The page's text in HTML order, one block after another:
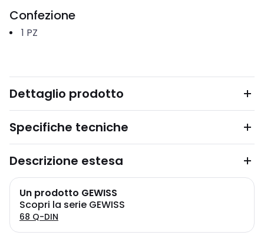
Confezione
1 PZ
Dettaglio prodotto
Specifiche tecniche
Descrizione estesa
Un prodotto GEWISS
Scopri la serie GEWISS
68 Q-DIN